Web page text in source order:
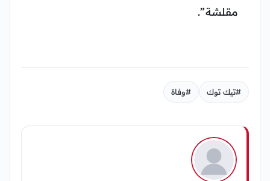
مقلشة”.
#تيك توك #وفاة